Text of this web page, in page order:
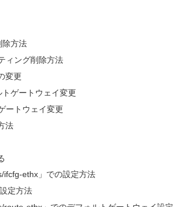
除方法
ィング削除方法
変更
トゲートウェイ変更
ートウェイ変更
法
ifcfg-ethx」での設定方法
定方法